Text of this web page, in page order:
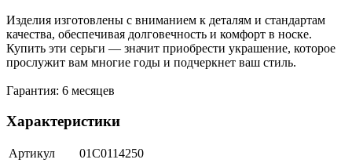
Изделия изготовлены с вниманием к деталям и стандартам
качества, обеспечивая долговечность и комфорт в носке.
Купить эти серьги — значит приобрести украшение, которое
прослужит вам многие годы и подчеркнет ваш стиль.
Гарантия: 6 месяцев
Характеристики
Артикул
01С0114250